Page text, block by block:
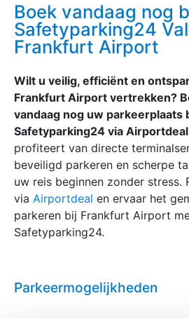
Boek vandaag nog
Safetyparking24
Frankfurt Airport
Wilt u veilig, efficiënt en
Frankfurt Airport vertrekken?
vandaag nog uw parkeerplaats
Safetyparking24 via
profiteert van directe
beveiligd parkeren en scherpe
uw reis beginnen zonder stress.
via Airportdeal en ervaar het
parkeren bij Frankfurt Airport
Safetyparking24.
Parkeermogelijkheden